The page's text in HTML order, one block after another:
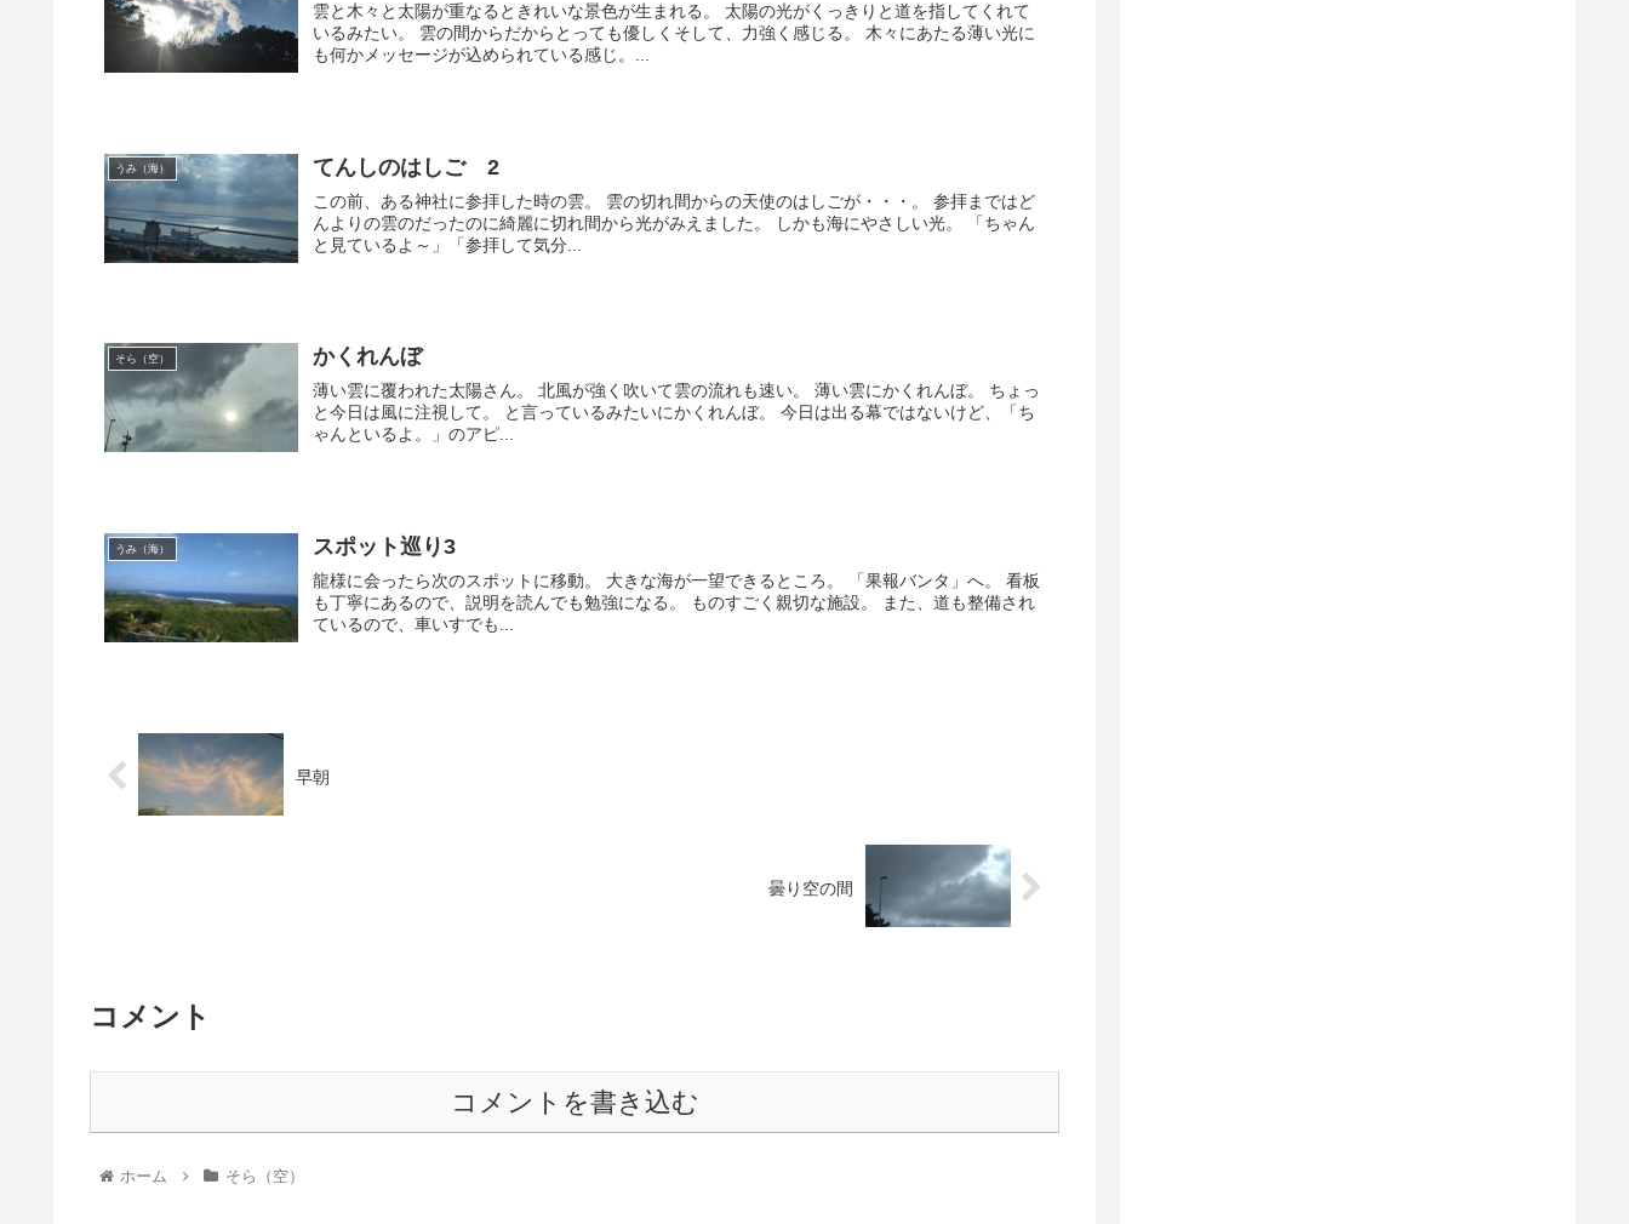
雲と木々と太陽が重なるときれいな景色が生まれる。 太陽の光がくっきりと道を指してくれて
いるみたい。 雲の間からだからとっても優しくそして、力強く感じる。 木々にあたる薄い光に
も何かメッセージが込められている感じ。...
うみ（海） てんしのはしご 2
この前、ある神社に参拝した時の雲。 雲の切れ間からの天使のはしごが・・・。 参拝まではど
んよりの雲のだったのに綺麗に切れ間から光がみえました。 しかも海にやさしい光。 「ちゃん
と見ているよ～」「参拝して気分...
そら（空） かくれんぼ
薄い雲に覆われた太陽さん。 北風が強く吹いて雲の流れも速い。 薄い雲にかくれんぼ。 ちょっ
と今日は風に注視して。 と言っているみたいにかくれんぼ。 今日は出る幕ではないけど、「ち
ゃんといるよ。」のアピ...
うみ（海） スポット巡り3
龍様に会ったら次のスポットに移動。 大きな海が一望できるところ。 「果報バンタ」へ。 看板
も丁寧にあるので、説明を読んでも勉強になる。 ものすごく親切な施設。 また、道も整備され
ているので、車いすでも...
早朝
曇り空の間
コメント
コメントを書き込む
ホーム そら（空）